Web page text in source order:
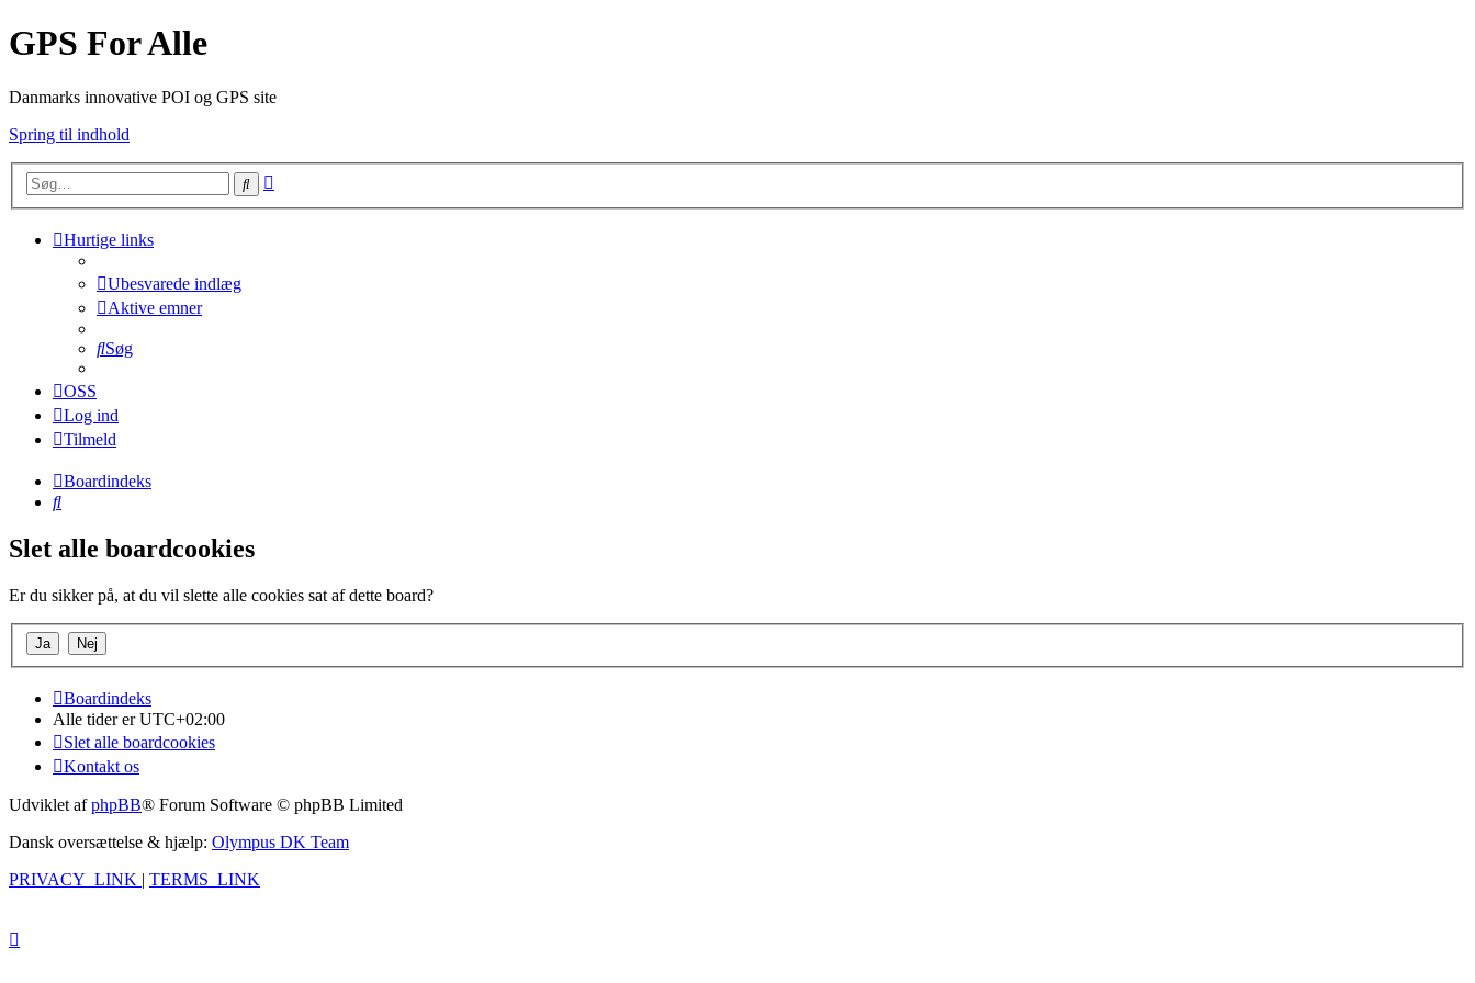
GPS For Alle
Danmarks innovative POI og GPS site
Spring til indhold
Søg
Hurtige links
Ubesvarede indlæg
Aktive emner
Søg
OSS
Log ind
Tilmeld
Boardindeks
Søg
Slet alle boardcookies
Er du sikker på, at du vil slette alle cookies sat af dette board?
Boardindeks
Alle tider erUTC+02:00
Slet alle boardcookies
Kontakt os
Udviklet afphpBB® Forum Software © phpBB Limited
Dansk oversættelse & hjælp: Olympus DK Team
PRIVACY_LINK | TERMS_LINK